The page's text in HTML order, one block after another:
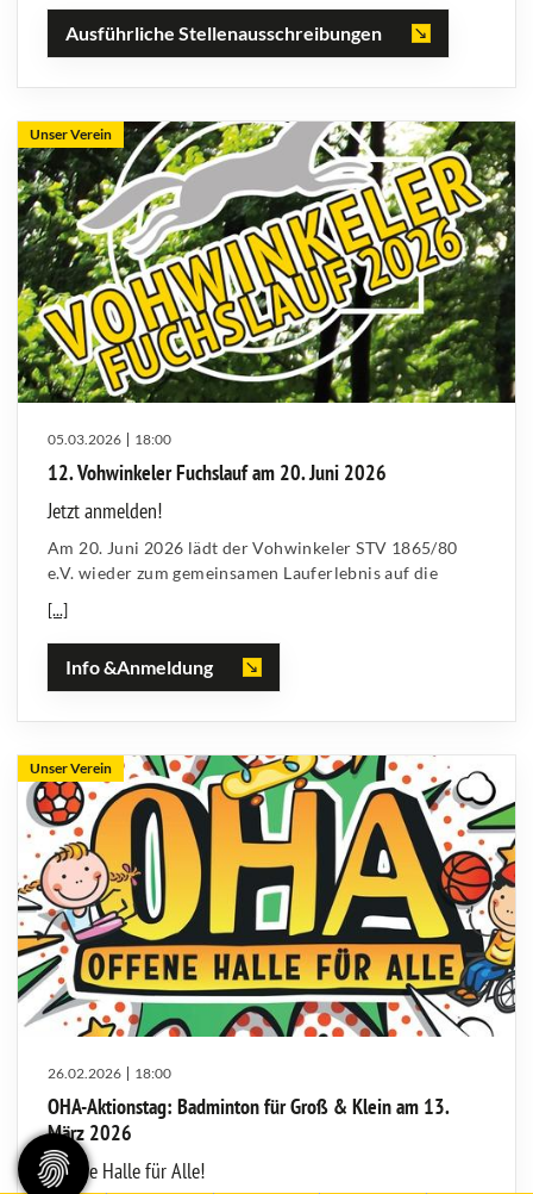
Ausführliche Stellenausschreibungen
Unser Verein
05.03.2026 18:00
12. Vohwinkeler Fuchslauf am 20. Juni 2026
Jetzt anmelden!
Am 20. Juni 2026 lädt der Vohwinkeler STV 1865/80
e.V. wieder zum gemeinsamen Lauferlebnis auf die
[...]
Info &Anmeldung
Unser Verein
26.02.2026 18:00
OHA-Aktionstag: Badminton für Groß & Klein am 13.
März 2026
Offene Halle für Alle!